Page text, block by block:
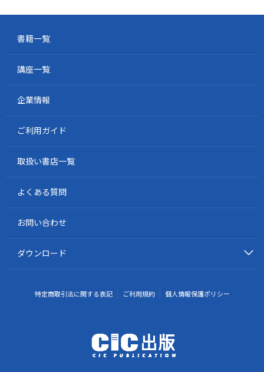
書籍一覧
講座一覧
企業情報
ご利用ガイド
取扱い書店一覧
よくある質問
お問い合わせ
ダウンロード
特定商取引法に関する表記 ご利用規約 個人情報保護ポリシー